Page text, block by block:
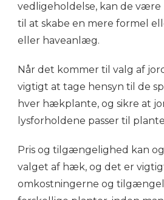
vedligeholdelse, kan de
til at skabe en mere formel
eller haveanlæg.
Når det kommer til valg af
vigtigt at tage hensyn til de
hver hækplante, og sikre at
lysforholdene passer til
Pris og tilgængelighed kan
valget af hæk, og det er
omkostningerne og